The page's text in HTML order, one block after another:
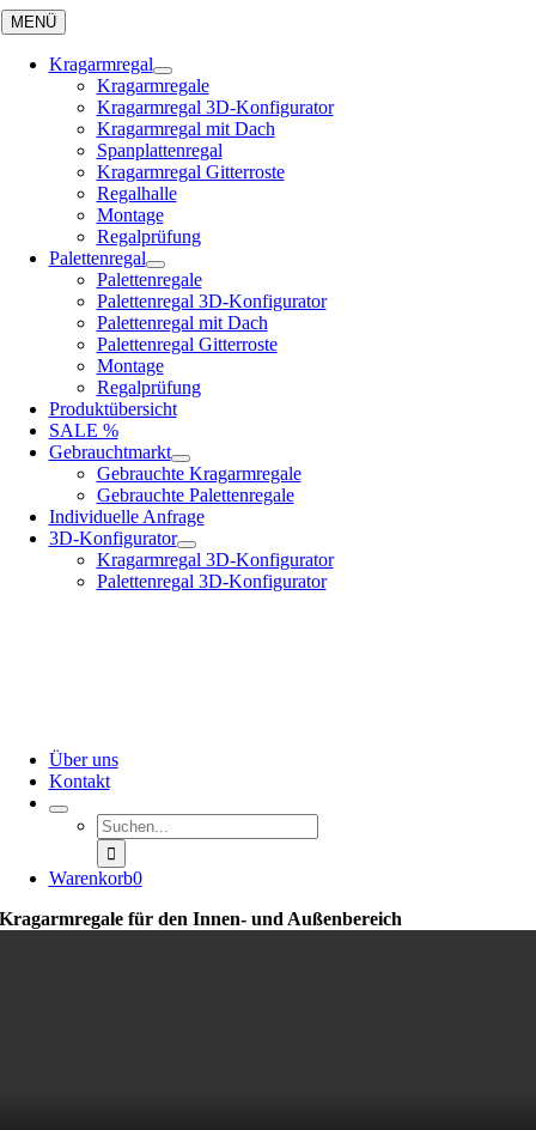
Skip
to
content
MENÜ
Kragarmregal
Kragarmregale
Kragarmregal 3D-Konfigurator
Kragarmregal mit Dach
Spanplattenregal
Kragarmregal Gitterroste
Regalhalle
Montage
Regalprüfung
Palettenregal
Palettenregale
Palettenregal 3D-Konfigurator
Palettenregal mit Dach
Palettenregal Gitterroste
Montage
Regalprüfung
Produktübersicht
SALE %
Gebrauchtmarkt
Gebrauchte Kragarmregale
Gebrauchte Palettenregale
Individuelle Anfrage
3D-Konfigurator
Kragarmregal 3D-Konfigurator
Palettenregal 3D-Konfigurator
Über uns
Kontakt
Suche
nach:
Warenkorb0
Kragarmregale für den Innen- und Außenbereich